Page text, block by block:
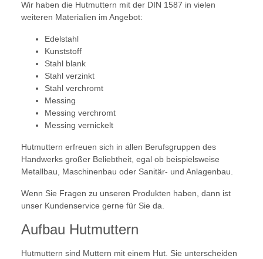
Wir haben die Hutmuttern mit der DIN 1587 in vielen
weiteren Materialien im Angebot:
Edelstahl
Kunststoff
Stahl blank
Stahl verzinkt
Stahl verchromt
Messing
Messing verchromt
Messing vernickelt
Hutmuttern erfreuen sich in allen Berufsgruppen des
Handwerks großer Beliebtheit, egal ob beispielsweise
Metallbau, Maschinenbau oder Sanitär- und Anlagenbau.
Wenn Sie Fragen zu unseren Produkten haben, dann ist
unser Kundenservice gerne für Sie da.
Aufbau Hutmuttern
Hutmuttern sind Muttern mit einem Hut. Sie unterscheiden